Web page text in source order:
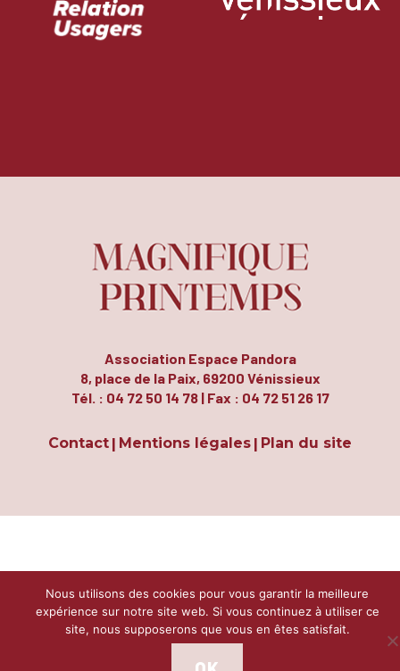
Association Espace Pandora
8, place de la Paix, 69200 Vénissieux
Tél. : 04 72 50 14 78 | Fax : 04 72 51 26 17
Contact | Mentions légales | Plan du site
Nous utilisons des cookies pour vous garantir la meilleure
expérience sur notre site web. Si vous continuez à utiliser ce
site, nous supposerons que vous en êtes satisfait.